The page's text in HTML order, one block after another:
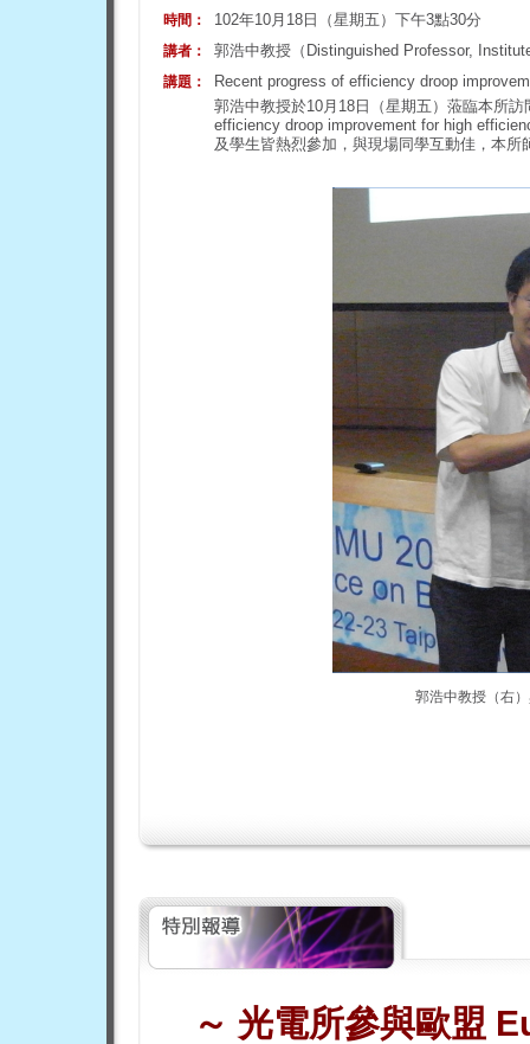
時間： 102年10月18日（星期五）下午3點30分
講者： 郭浩中教授（Distinguished Professor,
講題：
Recent progress of efficiency droop
郭浩中教授於10月18日（星期五）蒞臨本所
efficiency droop improvement for high
及學生皆熱烈參加，與現場同學互動佳，本所
郭浩中教授（右
～ 光電所參與歐盟